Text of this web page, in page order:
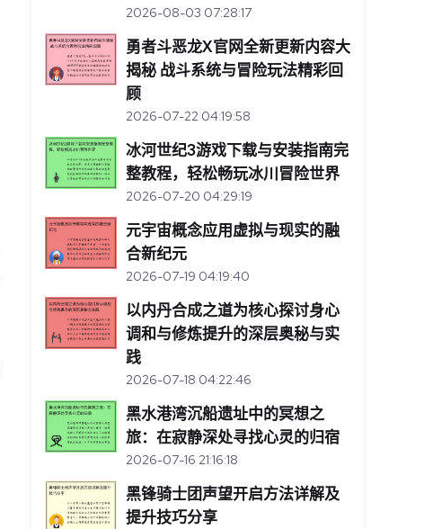
2026-08-03 07:28:17
勇者斗恶龙X官网全新更新内容大
揭秘 战斗系统与冒险玩法精彩回
顾
2026-07-22 04:19:58
冰河世纪3游戏下载与安装指南完
整教程，轻松畅玩冰川冒险世界
2026-07-20 04:29:19
元宇宙概念应用虚拟与现实的融
合新纪元
2026-07-19 04:19:40
以内丹合成之道为核心探讨身心
调和与修炼提升的深层奥秘与实
践
2026-07-18 04:22:46
黑水港湾沉船遗址中的冥想之
旅：在寂静深处寻找心灵的归宿
2026-07-16 21:16:18
黑锋骑士团声望开启方法详解及
提升技巧分享